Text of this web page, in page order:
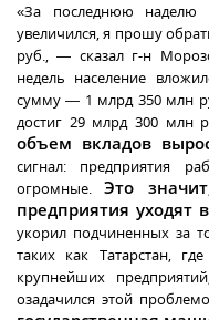
«За последнюю наделю
увеличился, я прошу
руб., — сказал г-н
недель население
сумму — 1 млрд 350 млн
достиг 29 млрд 300 млн
объем вкладов
сигнал: предприятия
огромные.Это
предприятия уходят
укорил подчиненных за
таких как Татарстан,
крупнейших
озадачился этой